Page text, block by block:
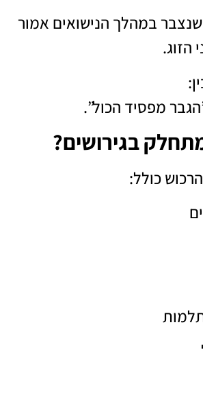
במהלך הנישואים אמור
הזוג.
מפסיד הכול”.
בגירושים?
כולל: